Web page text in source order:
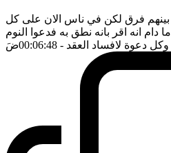
فرق لكن في ناس الان على كل
دام انه اقر بانه نطق به فدعوا النوم
وكل دعوة لافساد العقد - 00:06:48 ضَ